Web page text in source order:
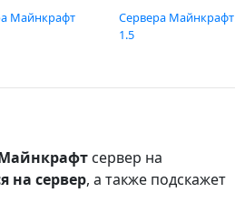
Майнкрафт
Сервера Майнкрафт
1.5
сервер на
на сервер, а также подскажет